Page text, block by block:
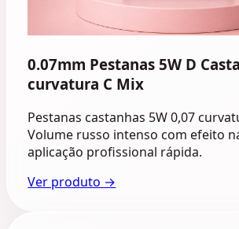
0.07mm Pestanas 5W D
curvatura C Mix
Pestanas castanhas 5W 0,07
Volume russo intenso com efeito
aplicação profissional rápida.
Ver produto →